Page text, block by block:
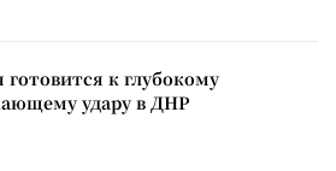
готовится к глубокому
удару в ДНР